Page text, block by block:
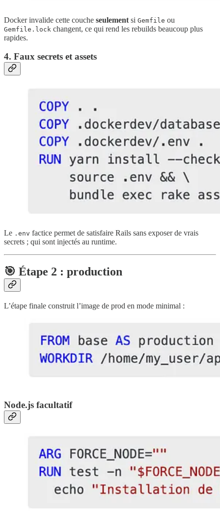
Docker invalide cette couche seulement si Gemfile ou
Gemfile.lock changent, ce qui rend les rebuilds beaucoup plus
rapides.
4. Faux secrets et assets
Le .env factice permet de satisfaire Rails sans exposer de vrais
secrets ; qui sont injectés au runtime.
🎯 Étape 2 : production
L’étape finale construit l’image de prod en mode minimal :
Node.js facultatif